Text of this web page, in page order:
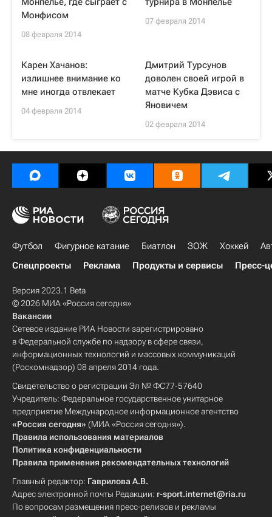
Монфисом
08 февраля 2014
07 февраля 2014
Карен Хачанов:
излишнее внимание ко
мне иногда отвлекает
04 февраля 2014
Дмитрий Турсунов
доволен своей игрой в
матче Кубка Дэвиса с
Яновичем
02 февраля 2014
Футбол Фигурное катание Биатлон ЗОЖ Хоккей
Спецпроекты
Реклама Продукты и сервисы Пресс-
Версия 2023.1 Beta
© 2026 МИА «Россия сегодня»
Вакансии
Сетевое издание РИА Новости зарегистрировано
в Федеральной службе по надзору в сфере связи,
информационных технологий и массовых коммуникаций
(Роскомнадзор) 08 апреля 2014 года.
Свидетельство о регистрации Эл № ФС77-57640
Учредитель: Федеральное государственное унитарное
предприятие Международное информационное агентство
«Россия сегодня» (МИА «Россия сегодня»).
Правила использования материалов
Политика конфиденциальности
Правила применения рекомендательных технологий
Главный редактор: Гаврилова А.В.
Адрес электронной почты Редакции: r-sport.internet@ria.ru
По вопросам размещения пресс-релизов и рекламы